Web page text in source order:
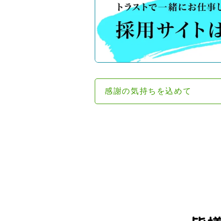
感謝の気持ちを込めて